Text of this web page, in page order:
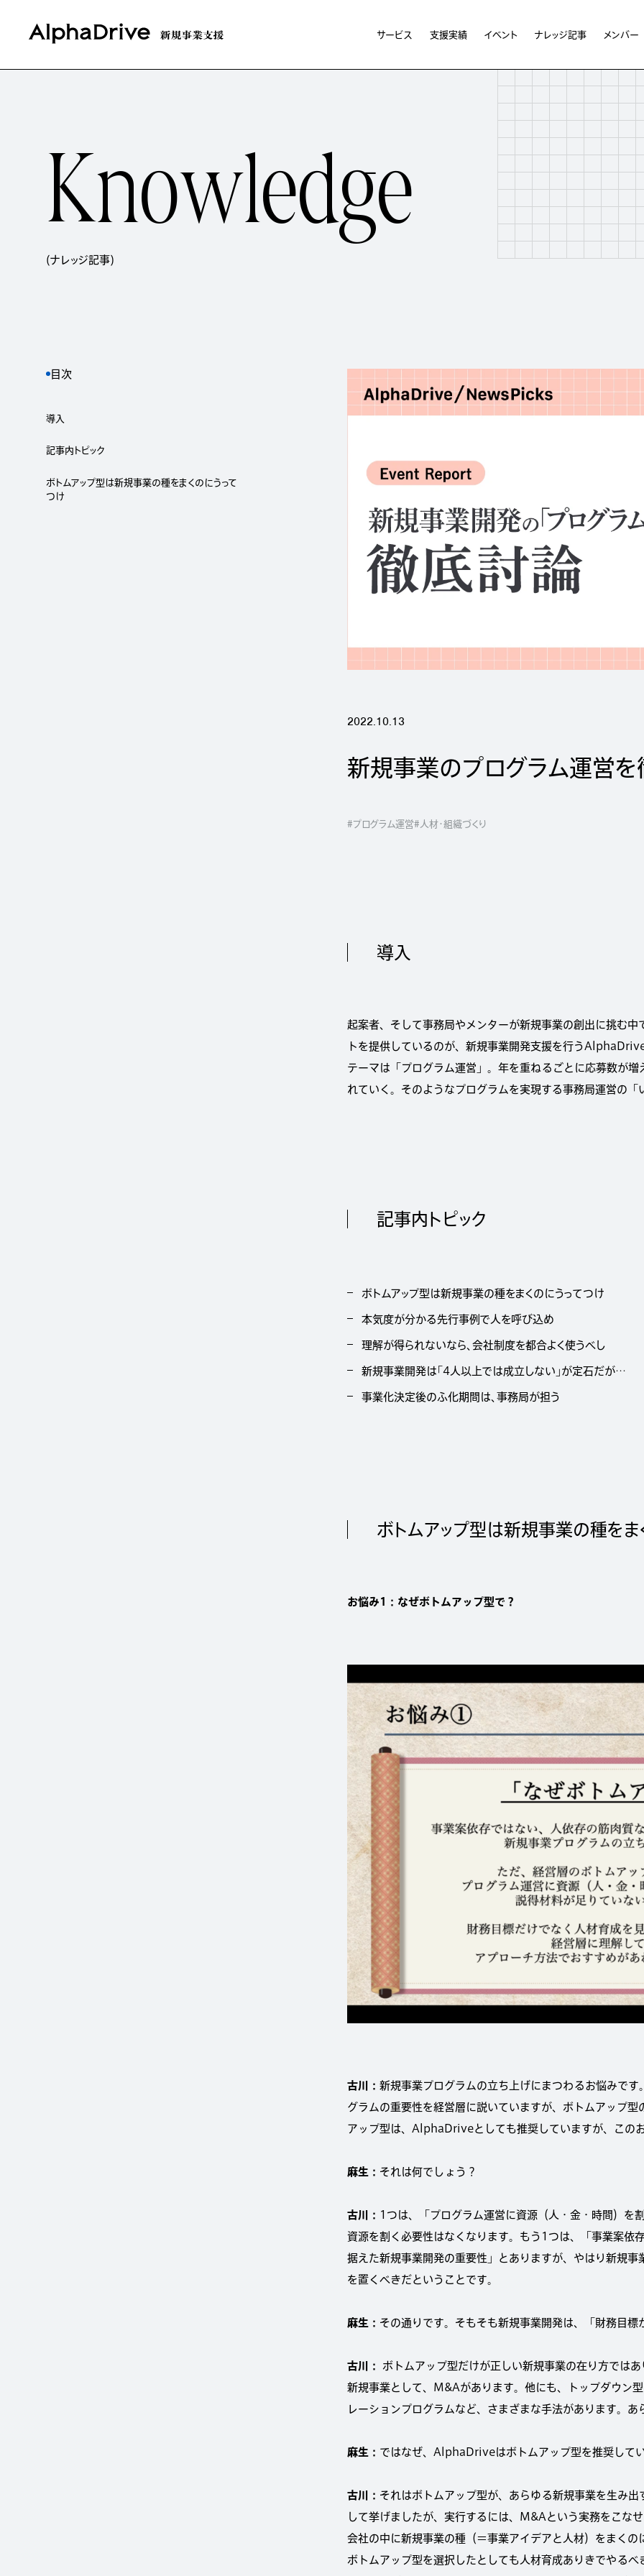
サービス 支援実績 イベント ナレッジ記事 メンバー
Knowledge
(ナレッジ記事)
2022.10.13
新規事業のプログラム運営
#プログラム運営#人材・組織づくり
目次
導入
記事内トピック
ボトムアップ型は新規事業の種をまくのにうって
つけ
導入
起案者、そして事務局やメンターが新規事業の創出に挑む
トを提供しているのが、新規事業開発支援を行う
テーマは「プログラム運営」。年を重ねるごとに応募数が
れていく。そのようなプログラムを実現する事務局運営の「
記事内トピック
ボトムアップ型は新規事業の種をまくのにうってつけ
本気度が分かる先行事例で人を呼び込め
理解が得られないなら、会社制度を都合よく使うべし
新規事業開発は「4人以上では成立しない」が定石だが…
事業化決定後のふ化期間は、事務局が担う
ボトムアップ型は新規事業の種をま
お悩み1：なぜボトムアップ型で？
古川： 新規事業プログラムの立ち上げにまつわるお悩みで
グラムの重要性を経営層に説いていますが、ボトムアップ
アップ型は、AlphaDriveとしても推奨していますが、この
麻生： それは何でしょう？
古川： 1つは、「プログラム運営に資源（人・金・時間）を
資源を割く必要性はなくなります。もう1つは、「事業案依
据えた新規事業開発の重要性」とありますが、やはり新規
を置くべきだということです。
麻生： その通りです。そもそも新規事業開発は、「財務目
古川：
ボトムアップ型だけが正しい新規事業の在り方では
新規事業として、M&Aがあります。他にも、トップダウン
レーションプログラムなど、さまざまな手法があります。
麻生： ではなぜ、AlphaDriveはボトムアップ型を推奨して
古川： それはボトムアップ型が、あらゆる新規事業を生み
して挙げましたが、実行するには、M&Aという実務をこな
会社の中に新規事業の種（＝事業アイデアと人材）をまく
ボトムアップ型を選択したとしても人材育成ありきでやる